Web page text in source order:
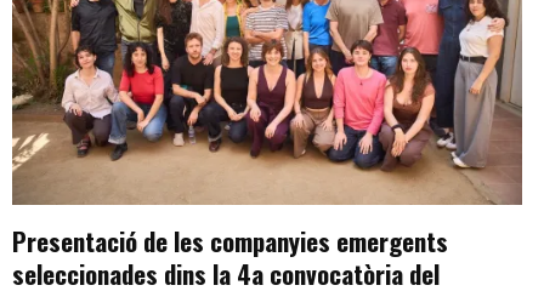
Presentació de les companyies emergents
seleccionades dins la 4a convocatòria del